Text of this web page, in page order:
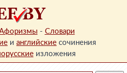
- Словари
и английские сочинения
изложения